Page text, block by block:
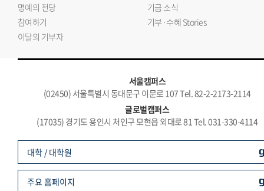
명예의 전당
기금 소식
참여하기
기부·수혜 Stories
이달의 기부자
서울캠퍼스
(02450) 서울특별시 동대문구 이문로 107 Tel. 82-2-2173-2114
글로벌캠퍼스
(17035) 경기도 용인시 처인구 모현읍 외대로 81 Tel. 031-330-4114
대학 / 대학원
주요 홈페이지